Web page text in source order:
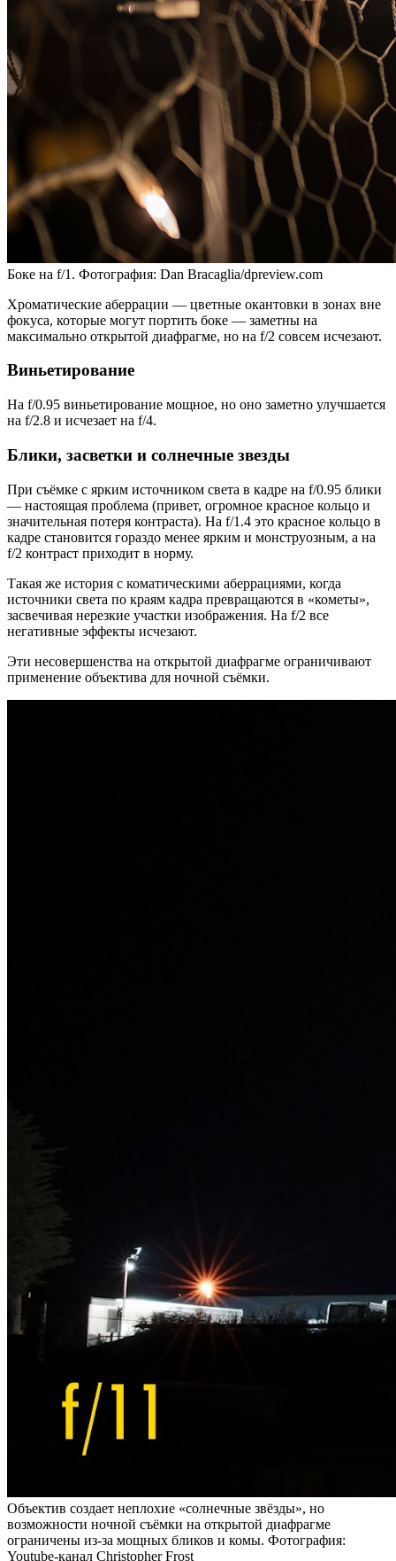
Боке на f/1. Фотография: Dan Bracaglia/dpreview.com
Хроматические аберрации — цветные окантовки в зонах вне
фокуса, которые могут портить боке — заметны на
максимально открытой диафрагме, но на f/2 совсем исчезают.
Виньетирование
На f/0.95 виньетирование мощное, но оно заметно улучшается
на f/2.8 и исчезает на f/4.
Блики, засветки и солнечные звезды
При съёмке с ярким источником света в кадре на f/0.95 блики
— настоящая проблема (привет, огромное красное кольцо и
значительная потеря контраста). На f/1.4 это красное кольцо в
кадре становится гораздо менее ярким и монструозным, а на
f/2 контраст приходит в норму.
Такая же история с коматическими аберрациями, когда
источники света по краям кадра превращаются в «кометы»,
засвечивая нерезкие участки изображения. На f/2 все
негативные эффекты исчезают.
Эти несовершенства на открытой диафрагме ограничивают
применение объектива для ночной съёмки.
Объектив создает неплохие «солнечные звёзды», но
возможности ночной съёмки на открытой диафрагме
ограничены из-за мощных бликов и комы. Фотография:
Youtube-канал Christopher Frost